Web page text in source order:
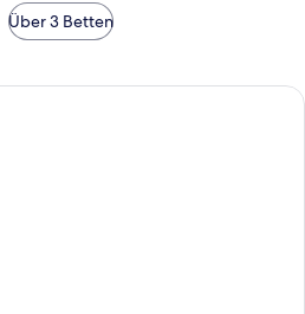
Über 3 Betten
Ein Hotelzimmer mit einem großen